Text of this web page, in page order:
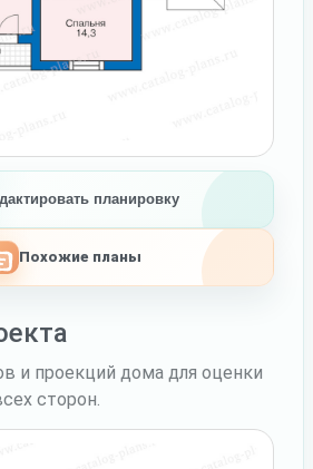
планировку
Похожие планы
и проекций дома для оценки
сторон.